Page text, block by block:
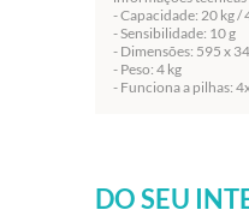
- Capacidade: 20 kg /
- Sensibilidade: 10 g
- Dimensões: 595 x
- Peso: 4 kg
- Funciona a pilhas:
DO SEU